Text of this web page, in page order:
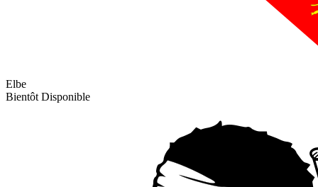
Elbe
Bientôt Disponible